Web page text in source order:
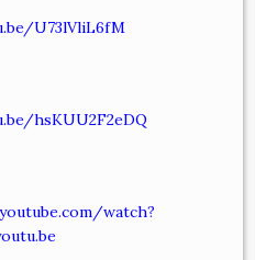
U73lVliL6fM
hsKUU2F2eDQ
watch?